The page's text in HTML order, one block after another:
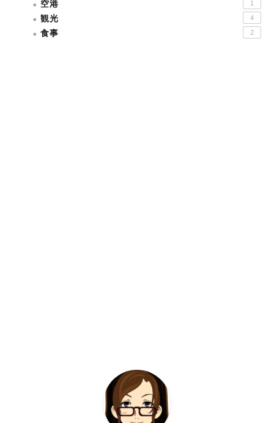
空港 1
観光 4
食事 2